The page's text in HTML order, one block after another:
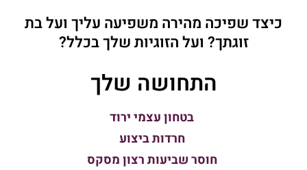
כיצד שפיכה מהירה משפיעה עליך ועל בת
זוגתך? ועל הזוגיות שלך בכלל?
התחושה שלך
בטחון עצמי ירוד
חרדות ביצוע
חוסר שביעות רצון מסקס